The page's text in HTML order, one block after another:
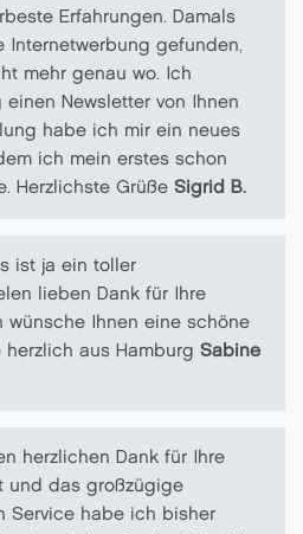
Erfahrungen. Damals
Internetwerbung gefunden,
mehr genau wo. Ich
Newsletter von Ihnen
habe ich mir ein neues
ich mein erstes schon
Herzlichste Grüße Sigrid B.
ist ja ein toller
lieben Dank für Ihre
wünsche Ihnen eine schöne
aus Hamburg Sabine
herzlichen Dank für Ihre
und das großzügige
Service habe ich bisher